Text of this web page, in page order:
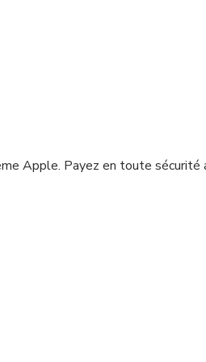
Apple. Payez en toute sécurité